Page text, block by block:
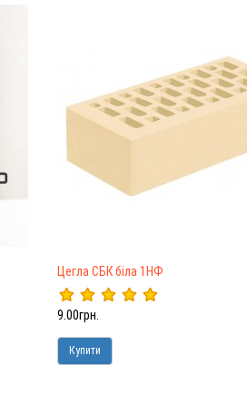
Цегла СБК біла 1НФ
9.00грн.
Купити